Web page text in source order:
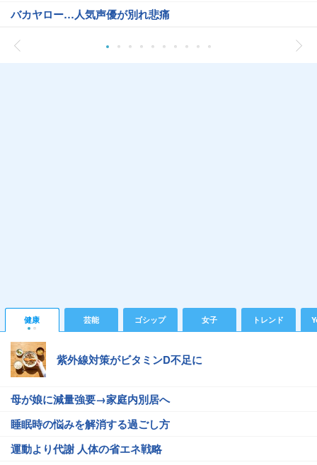
バカヤロー…人気声優が別れ悲痛
健康 芸能 ゴシップ 女子 トレンド
紫外線対策がビタミンD不足に
母が娘に減量強要→家庭内別居へ
睡眠時の悩みを解消する過ごし方
運動より代謝 人体の省エネ戦略